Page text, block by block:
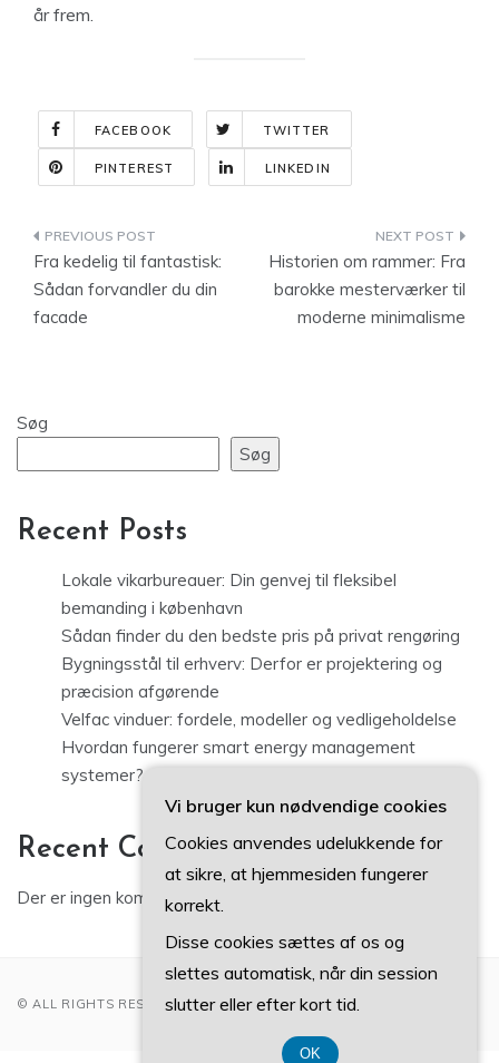
år frem.
FACEBOOK TWITTER
PINTEREST LINKEDIN
Indlægsnavigation
Fra kedelig til fantastisk:
Sådan forvandler du din
facade
Historien om rammer: Fra
barokke mesterværker til
moderne minimalisme
Søg
Søg
Recent Posts
Lokale vikarbureauer: Din genvej til fleksibel
bemanding i københavn
Sådan finder du den bedste pris på privat rengøring
Bygningsstål til erhverv: Derfor er projektering og
præcision afgørende
Velfac vinduer: fordele, modeller og vedligeholdelse
Hvordan fungerer smart energy management
systemer?
Recent Comments
Der er ingen kommentarer at vise.
© ALL RIGHTS RESERVED 2022
Vi bruger kun nødvendige cookies
Cookies anvendes udelukkende for
at sikre, at hjemmesiden fungerer
korrekt.
Disse cookies sættes af os og
slettes automatisk, når din session
slutter eller efter kort tid.
OK